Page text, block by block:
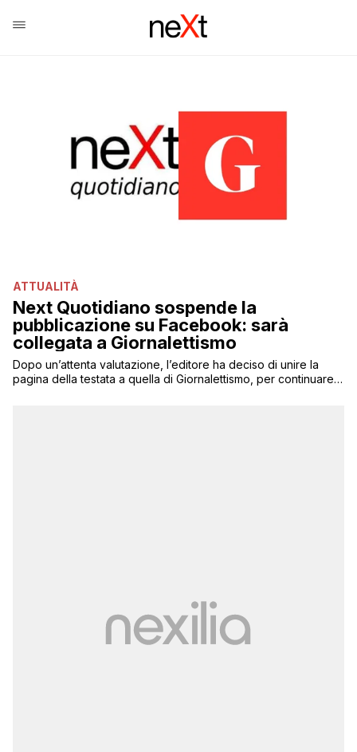
ATTUALITÀ
Next Quotidiano sospende la
pubblicazione su Facebook: sarà
collegata a Giornalettismo
Dopo un’attenta valutazione, l’editore ha deciso di unire la
pagina della testata a quella di Giornalettismo, per continuare a